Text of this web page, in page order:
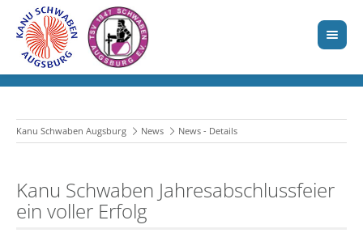
Kanu Schwaben Augsburg News News - Details
Kanu Schwaben Jahresabschlussfeier
ein voller Erfolg